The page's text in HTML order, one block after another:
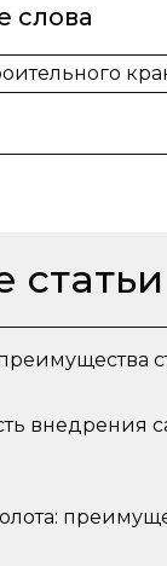
слова
статьи
внедрения